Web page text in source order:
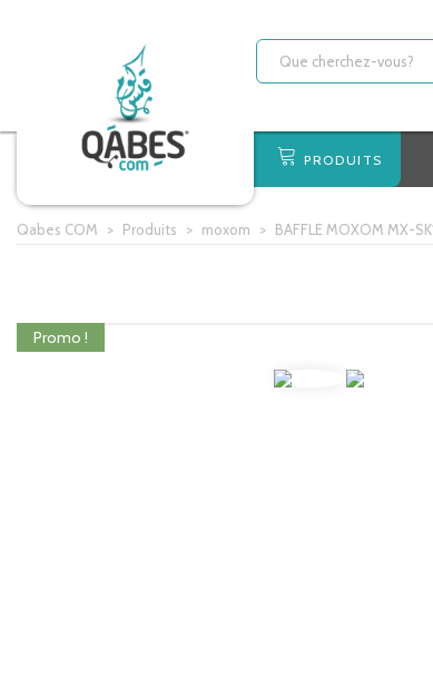
PRODUITS
Qabes COM > Produits > moxom > BAFFLE MOXOM MX-
Promo !